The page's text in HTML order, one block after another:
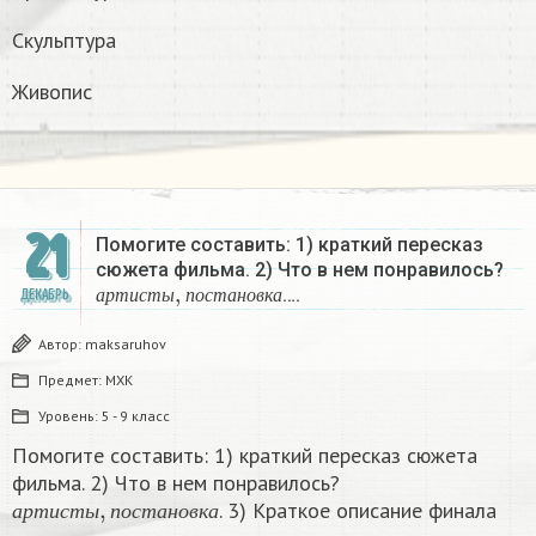
Скульптура
Живопис
21
ДЕКАБРЬ
Помогите составить: 1) краткий пересказ
сюжета фильма. 2) Что в нем понравилось?
а р т и с т ы по с т а н о в ка
артист ы,поста но вка
….
Автор: maksaruhov
Предмет: МХК
Уровень: 5 - 9 класс
Помогите составить: 1) краткий пересказ сюжета
фильма. 2) Что в нем понравилось?
а р т и с т ы п остан овка
артисты, поста нов ка
. 3) Краткое описание финала​